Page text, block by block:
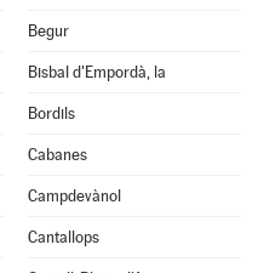
Begur
Bisbal d'Empordà, la
Bordils
Cabanes
Campdevànol
Cantallops